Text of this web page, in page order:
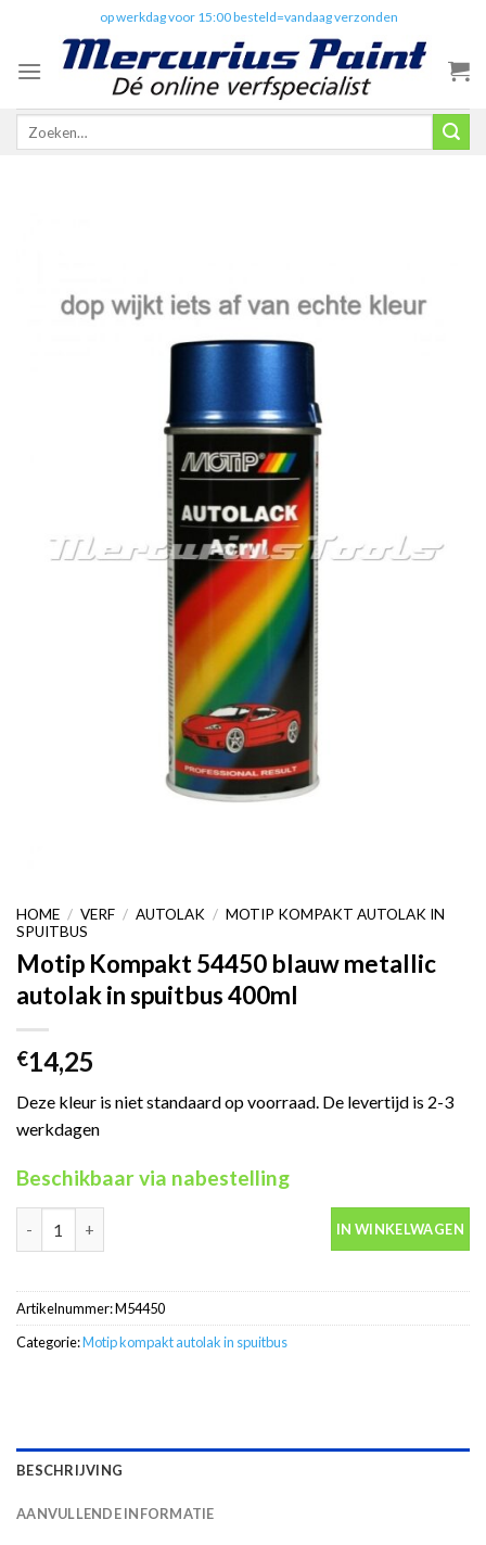
content
op werkdag voor 15:00 besteld=vandaag verzonden
Zoeken
HOME / VERF / AUTOLAK / MOTIP KOMPAKT AUTOLAK IN
SPUITBUS
Motip Kompakt 54450 blauw metallic
autolak in spuitbus 400ml
€14,25
Deze kleur is niet standaard op voorraad. De levertijd is 2-3
werkdagen
Beschikbaar via nabestelling
Motip Kompakt 54450 blauw metallic autolak in spuitbus 400ml
IN WINKELWAGEN
Artikelnummer:M54450
Categorie:Motip kompakt autolak in spuitbus
BESCHRIJVING
AANVULLENDE INFORMATIE